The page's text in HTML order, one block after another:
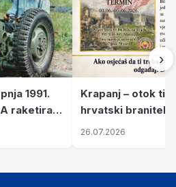
1991.
raketirali
"Nikola
Krapanj – otok
hrvatski branitelji
pronalaze mir
26.07.2026
›